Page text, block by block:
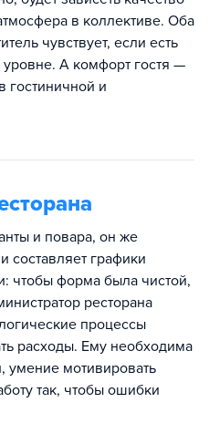
в коллективе. Оба
чувствует, если есть
уровне. А комфорт гостя —
гостиничной и
и повара, он же
составляет графики
чтобы форма была чистой,
ресторана
процессы
расходы. Ему необходима
умение мотивировать
так, чтобы ошибки